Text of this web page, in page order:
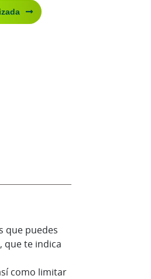
que puedes
que te indica
como limitar